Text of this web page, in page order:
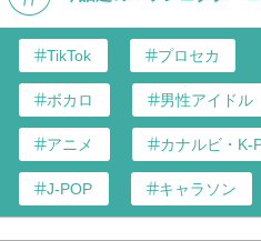
TikTok プロセカ
ボカロ 男性アイドル
アニメ カナルビ・K-
J-POP キャラソン